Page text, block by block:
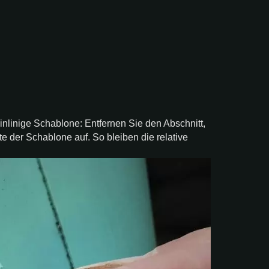
Schablone: Entfernen Sie den Abschnitt,
der Schablone auf. So bleiben die relative